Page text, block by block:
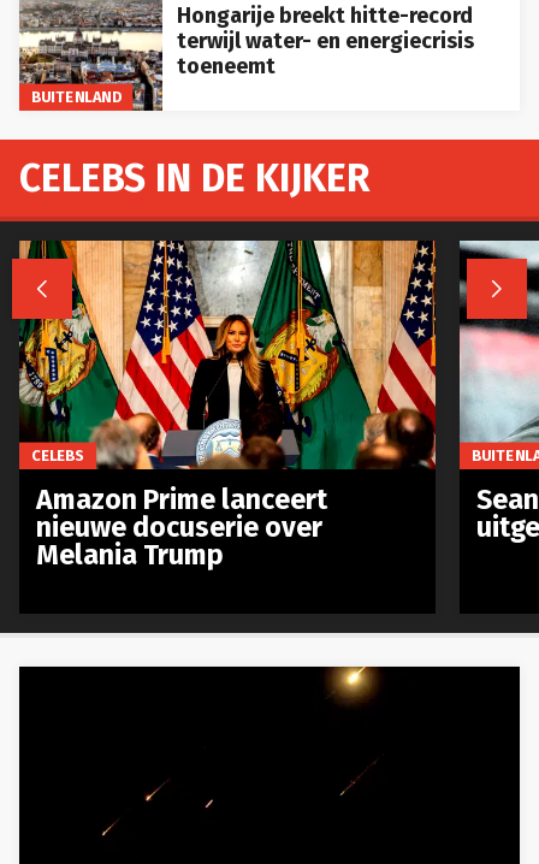
BUITENLAND
Hongarije breekt hitte-record
terwijl water- en energiecrisis
toeneemt
CELEBS IN DE KIJKER
 
CELEBS
Amazon Prime lanceert
nieuwe docuserie over
Melania Trump